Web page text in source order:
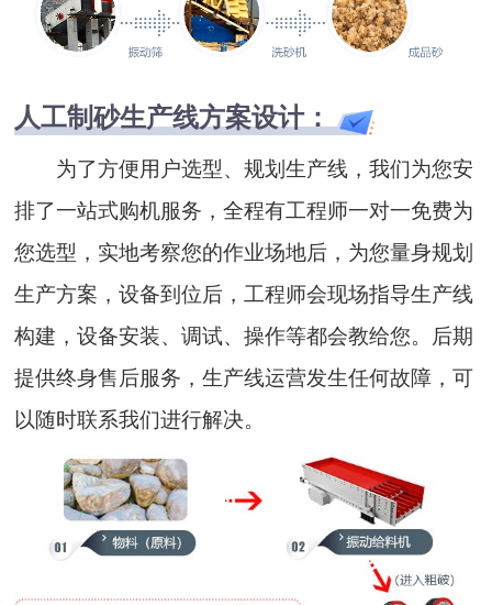
人工制砂生产线方案设计：
为了方便用户选型、规划生产线，我们为您安
排了一站式购机服务，全程有工程师一对一免费为
您选型，实地考察您的作业场地后，为您量身规划
生产方案，设备到位后，工程师会现场指导生产线
构建，设备安装、调试、操作等都会教给您。后期
提供终身售后服务，生产线运营发生任何故障，可
以随时联系我们进行解决。